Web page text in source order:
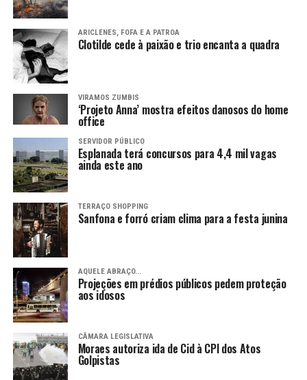
ARICLENES, FOFA E A PATROA
Clotilde cede à paixão e trio encanta a quadra
VIRAMOS ZUMBIS
‘Projeto Anna’ mostra efeitos danosos do home
office
SERVIDOR PÚBLICO
Esplanada terá concursos para 4,4 mil vagas
ainda este ano
TERRAÇO SHOPPING
Sanfona e forró criam clima para a festa junina
AQUELE ABRAÇO...
Projeções em prédios públicos pedem proteção
aos idosos
CÂMARA LEGISLATIVA
Moraes autoriza ida de Cid à CPI dos Atos
Golpistas